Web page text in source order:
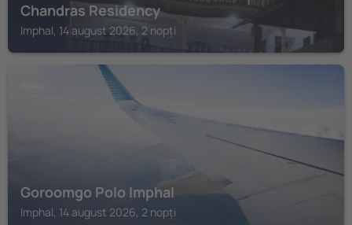
Chandras Residency
Imphal, 14 august 2026, 2 nopți
Goroomgo Polo Imphal
Imphal, 14 august 2026, 2 nopți